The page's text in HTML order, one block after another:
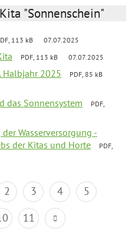
"Sonnenschein"
113 kB 07.07.2025
PDF, 113 kB 07.07.2025
Halbjahr 2025
PDF, 85 kB
das Sonnensystem
PDF,
Wasserversorgung -
der Kitas und Horte
PDF,
2 3 4
5
11